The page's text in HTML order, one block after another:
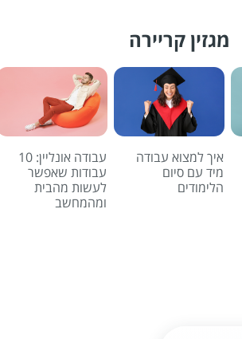
מגזין קריירה
איך למצוא עבודה
מיד עם סיום
הלימודים
עבודה אונליין: 10
עבודות שאפשר
לעשות מהבית
ומהמחשב